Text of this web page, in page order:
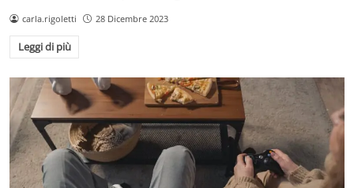
carla.rigoletti 28 Dicembre 2023
Leggi di più